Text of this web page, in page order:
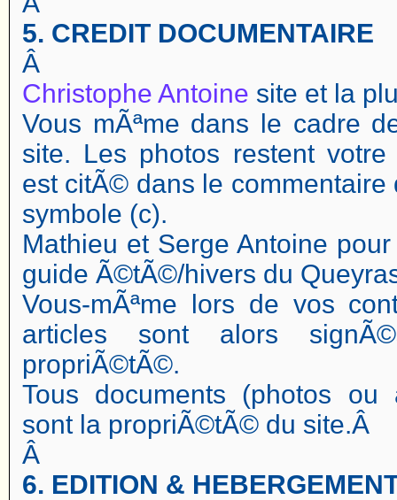
5. CREDIT DOCUMENTAIRE
Â
Christophe Antoine site et la
Vous mÃªme dans le cadre
site. Les photos restent
est citÃ© dans le commentaire
symbole (c).
Mathieu et Serge Antoine
guide Ã©tÃ©/hivers du
Vous-mÃªme lors de vos
articles sont alors
propriÃ©tÃ©.
Tous documents (photos
sont la propriÃ©tÃ© du site.Â
Â
6. EDITION &